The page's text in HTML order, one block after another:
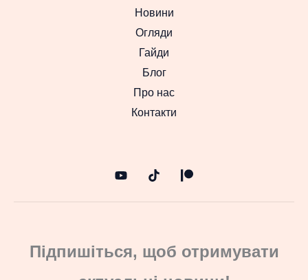
Новини
Огляди
Гайди
Блог
Про нас
Контакти
Підпишіться, щоб отримувати